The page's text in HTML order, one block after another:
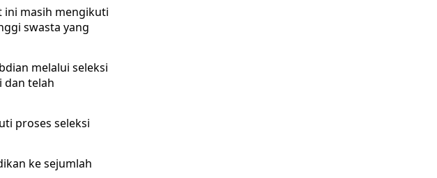
ini masih mengikuti
swasta yang
melalui seleksi
dan telah
proses seleksi
ke sejumlah